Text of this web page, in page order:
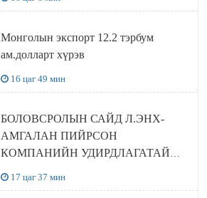
Монголын экспорт 12.2 тэрбум
ам.долларт хүрэв
16 цаг 49 мин
БОЛОВСРОЛЫН САЙД Л.ЭНХ-
АМГАЛАН ПИЙРСОН
КОМПАНИЙН УДИРДЛАГАТАЙ
17 цаг 37 мин